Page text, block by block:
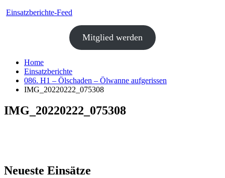
Einsatzberichte-Feed
Mitglied werden
Home
Einsatzberichte
086. H1 – Ölschaden – Ölwanne aufgerissen
IMG_20220222_075308
IMG_20220222_075308
Neueste Einsätze